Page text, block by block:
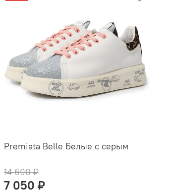
Premiata Belle Белые с серым
14 690 ₽
7 050 ₽